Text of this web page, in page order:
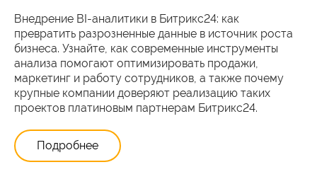
Внедрение BI-аналитики в Битрикс24: как
превратить разрозненные данные в источник роста
бизнеса. Узнайте, как современные инструменты
анализа помогают оптимизировать продажи,
маркетинг и работу сотрудников, а также почему
крупные компании доверяют реализацию таких
проектов платиновым партнерам Битрикс24.
Подробнее